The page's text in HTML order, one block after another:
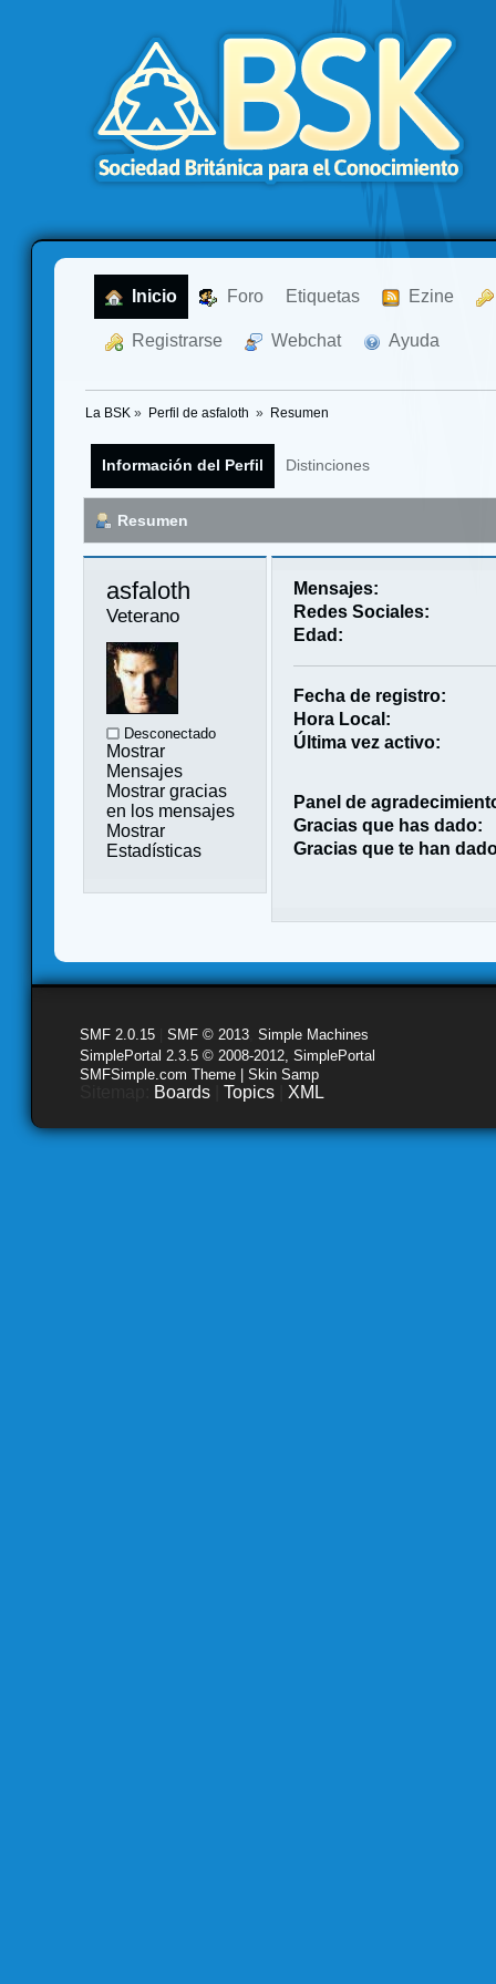
Inicio Foro Etiquetas Ezine
Registrarse Webchat Ayuda
La BSK » Perfil de asfaloth » Resumen
Información del Perfil Distinciones
Resumen
asfaloth
Veterano
Desconectado
Mostrar
Mensajes
Mostrar gracias
en los mensajes
Mostrar
Estadísticas
Mensajes:
Redes Sociales:
Edad:
Fecha de registro:
Hora Local:
Última vez activo:
Panel de
Gracias que has dado:
Gracias que te han
SMF 2.0.15 SMF © 2013 Simple Machines
SimplePortal 2.3.5 © 2008-2012, SimplePortal
SMFSimple.com Theme | Skin Samp
Boards Topics XML